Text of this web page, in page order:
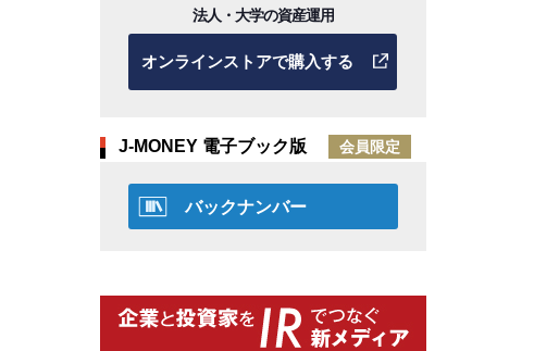
法人・大学の資産運用
オンラインストアで購入する
J-MONEY 電子ブック版 会員限定
バックナンバー